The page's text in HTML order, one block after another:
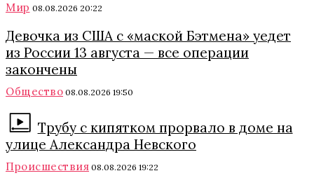
Мир 08.08.2026 20:22
Девочка из США с «маской Бэтмена» уедет
из России 13 августа — все операции
закончены
Общество 08.08.2026 19:50
Трубу с кипятком прорвало в доме на
улице Александра Невского
Происшествия 08.08.2026 19:22